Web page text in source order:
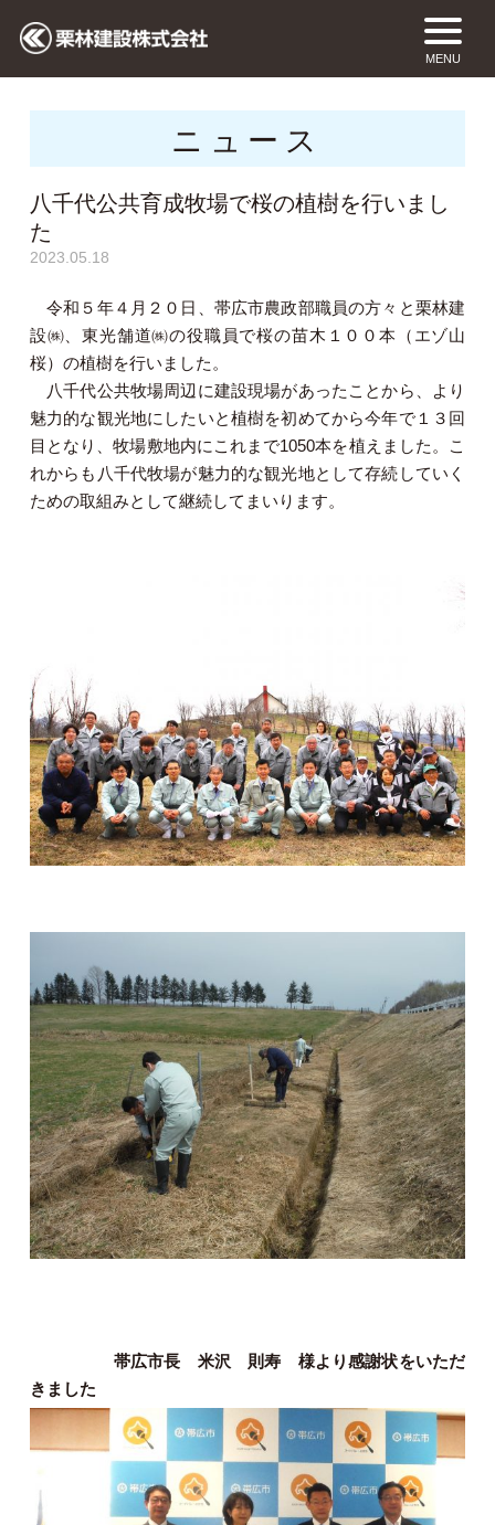
MENU
ニュース
八千代公共育成牧場で桜の植樹を行いまし
た
2023.05.18
令和５年４月２０日、帯広市農政部職員の方々と栗林建
設㈱、東光舗道㈱の役職員で桜の苗木１００本（エゾ山
桜）の植樹を行いました。
八千代公共牧場周辺に建設現場があったことから、より
魅力的な観光地にしたいと植樹を初めてから今年で１３回
目となり、牧場敷地内にこれまで1050本を植えました。こ
れからも八千代牧場が魅力的な観光地として存続していく
ための取組みとして継続してまいります。
帯広市長 米沢 則寿 様より感謝状をいただ
きました